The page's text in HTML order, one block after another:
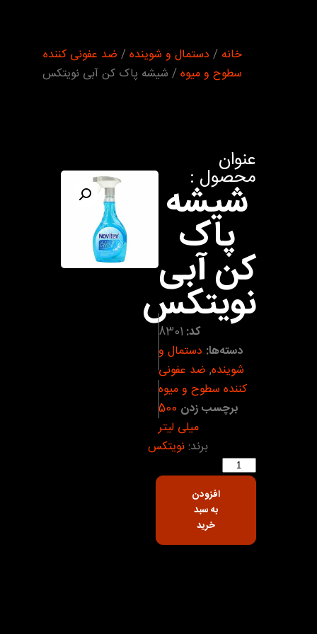
خانه / دستمال و شوینده/ ضد عفونی کننده
سطوح و میوه/ شیشه پاک کن آبی نویتکس
عنوان
محصول :
شیشه
پاک
کن آبی
نویتکس
کد: 8301
دسته‌ها: دستمال و
شوینده, ضد عفونی
کننده سطوح و میوه
برچسب زدن 500
میلی لیتر
برند: نویتکس
افزودن
به سبد
خرید